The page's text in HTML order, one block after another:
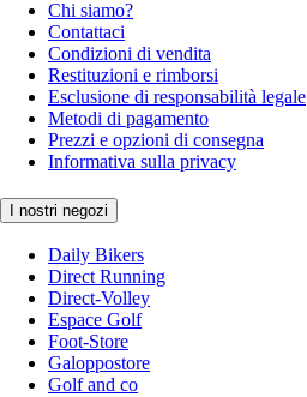
Chi siamo?
Contattaci
Condizioni di vendita
Restituzioni e rimborsi
Esclusione di responsabilità legale
Metodi di pagamento
Prezzi e opzioni di consegna
Informativa sulla privacy
I nostri negozi
Daily Bikers
Direct Running
Direct-Volley
Espace Golf
Foot-Store
Galoppostore
Golf and co